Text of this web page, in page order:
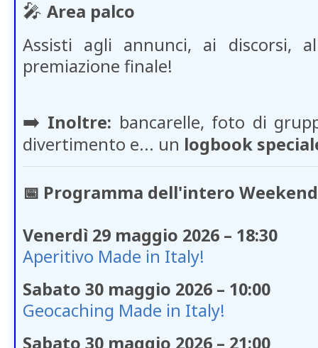
🎤 Area palco
Assisti agli annunci, ai discorsi,
premiazione finale!
➡️ Inoltre: bancarelle, foto di
divertimento e... un logbook
📅 Programma dell'intero Weekend
Venerdì 29 maggio 2026 – 18:30
Aperitivo Made in Italy!
Sabato 30 maggio 2026 – 10:00
Geocaching Made in Italy!
Sabato 30 maggio 2026 – 21:00